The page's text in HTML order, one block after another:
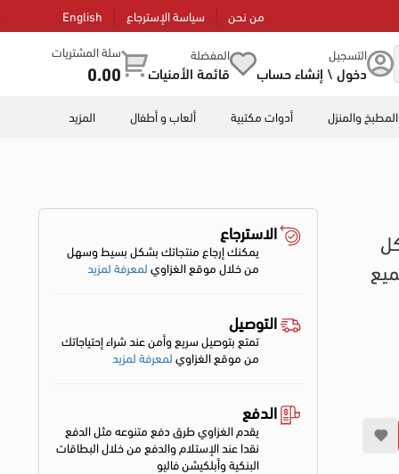
من نحن سياسة الإسترجاع English
التسجيل
دخول \ إنشاء حساب
المفضلة
قائمة الأمنيات
سلة المشتريات
0.00
المطبخ والمنزل أدوات مكتبية ألعاب و أطفال المزيد
92 الكل
الاسترجاع
يمكنك إرجاع منتجاتك بشكل بسيط وسهل
من خلال موقع الغزاويلمعرفة لمزيد
التوصيل
تمتع بتوصيل سريع وأمن عند شراء إحتياجاتك
من موقع الغزاويلمعرفة لمزيد
الدفع
يقدم الغزاوي طرق دفع متنوعه مثل الدفع
نقدا عند الإستلام والدفع من خلال البطاقات
البنكية وأبلكيشن فاليو